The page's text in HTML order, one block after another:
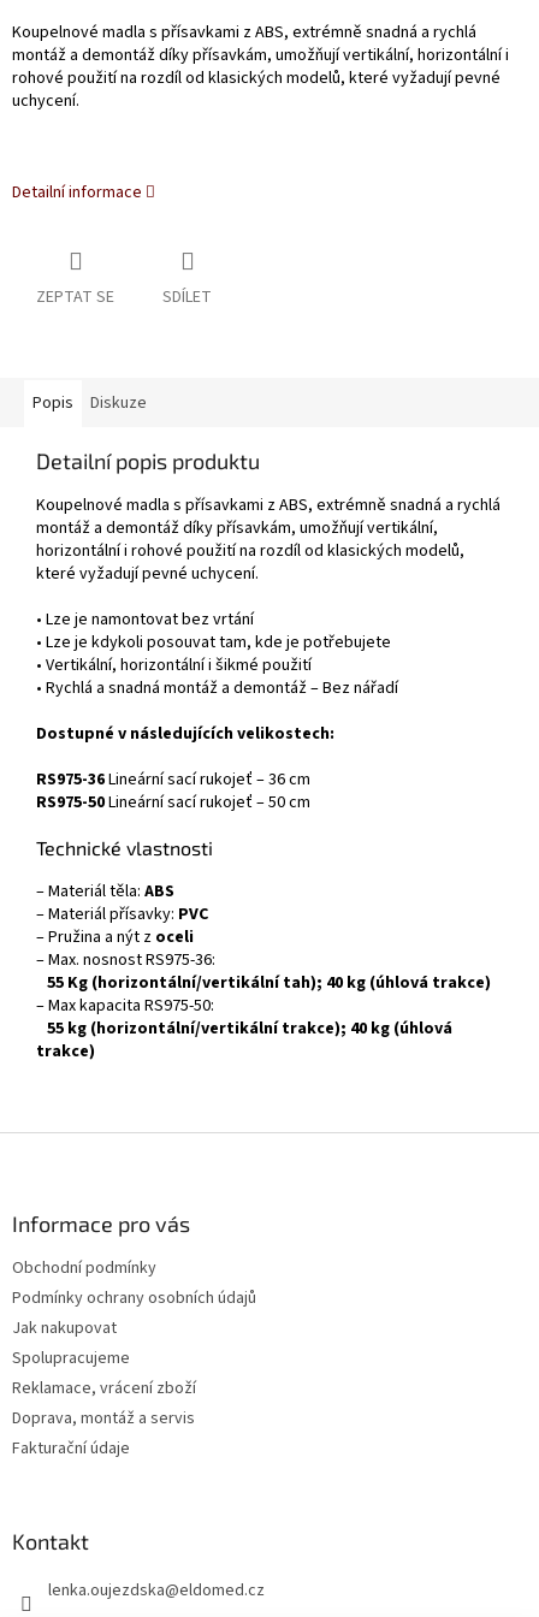
Koupelnové madla s přísavkami z ABS, extrémně snadná a rychlá
montáž a demontáž díky přísavkám, umožňují vertikální, horizontální i
rohové použití na rozdíl od klasických modelů, které vyžadují pevné
uchycení.
Detailní informace
ZEPTAT SE SDÍLET
Popis Diskuze
Detailní popis produktu
Koupelnové madla s přísavkami z ABS, extrémně snadná a rychlá
montáž a demontáž díky přísavkám, umožňují vertikální,
horizontální i rohové použití na rozdíl od klasických modelů,
které vyžadují pevné uchycení.
• Lze je namontovat bez vrtání
• Lze je kdykoli posouvat tam, kde je potřebujete
• Vertikální, horizontální i šikmé použití
• Rychlá a snadná montáž a demontáž – Bez nářadí
Dostupné v následujících velikostech:
RS975-36Lineární sací rukojeť – 36 cm
RS975-50Lineární sací rukojeť – 50 cm
Technické vlastnosti
– Materiál těla: ABS
– Materiál přísavky: PVC
– Pružina a nýt z oceli
– Max. nosnost RS975-36:
55 Kg (horizontální/vertikální tah); 40 kg (úhlová trakce)
– Max kapacita RS975-50:
55 kg (horizontální/vertikální trakce); 40 kg (úhlová
trakce)
Informace pro vás
Obchodní podmínky
Podmínky ochrany osobních údajů
Jak nakupovat
Spolupracujeme
Reklamace, vrácení zboží
Doprava, montáž a servis
Fakturační údaje
Kontakt
lenka.oujezdska@eldomed.cz